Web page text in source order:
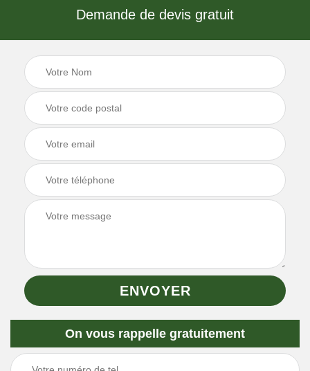
Demande de devis gratuit
On vous rappelle gratuitement